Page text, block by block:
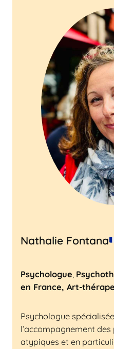
Nathalie Fontana
Psychologue
en France, Art-
Psychologue
l’accompagnement
atypiques et en